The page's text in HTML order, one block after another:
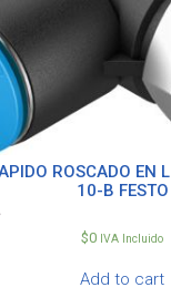
ROSCADO
10-B FESTO
$0 IVA Incluido
Add to cart